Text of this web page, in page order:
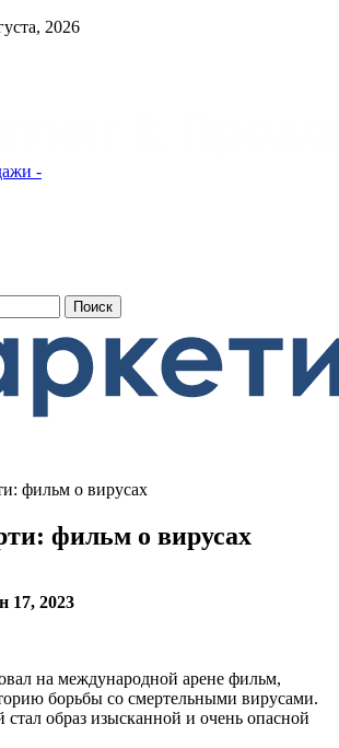
2026
-
фильм о вирусах
фильм о вирусах
17, 2023
на международной арене фильм,
борьбы со смертельными вирусами.
стал образ изысканной и очень опасной